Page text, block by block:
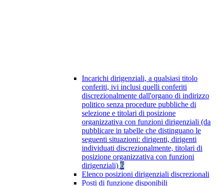
Incarichi dirigenziali, a qualsiasi titolo
conferiti, ivi inclusi quelli conferiti
discrezionalmente dall'organo di indirizzo
politico senza procedure pubbliche di
selezione e titolari di posizione
organizzativa con funzioni dirigenziali (da
pubblicare in tabelle che distinguano le
seguenti situazioni: dirigenti, dirigenti
individuati discrezionalmente, titolari di
posizione organizzativa con funzioni
dirigenziali) 6
Elenco posizioni dirigenziali discrezionali
Posti di funzione disponibili